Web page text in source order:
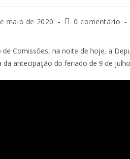
maio de 2020 0 comentário
Comissões, na noite de hoje, a
da antecipação do feriado de 9 de